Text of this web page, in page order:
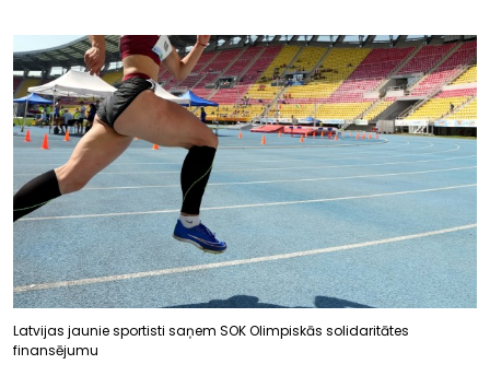
Latvijas jaunie sportisti saņem SOK Olimpiskās solidaritātes
finansējumu